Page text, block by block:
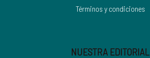
Términos y condiciones
NUESTRA EDITORIAL